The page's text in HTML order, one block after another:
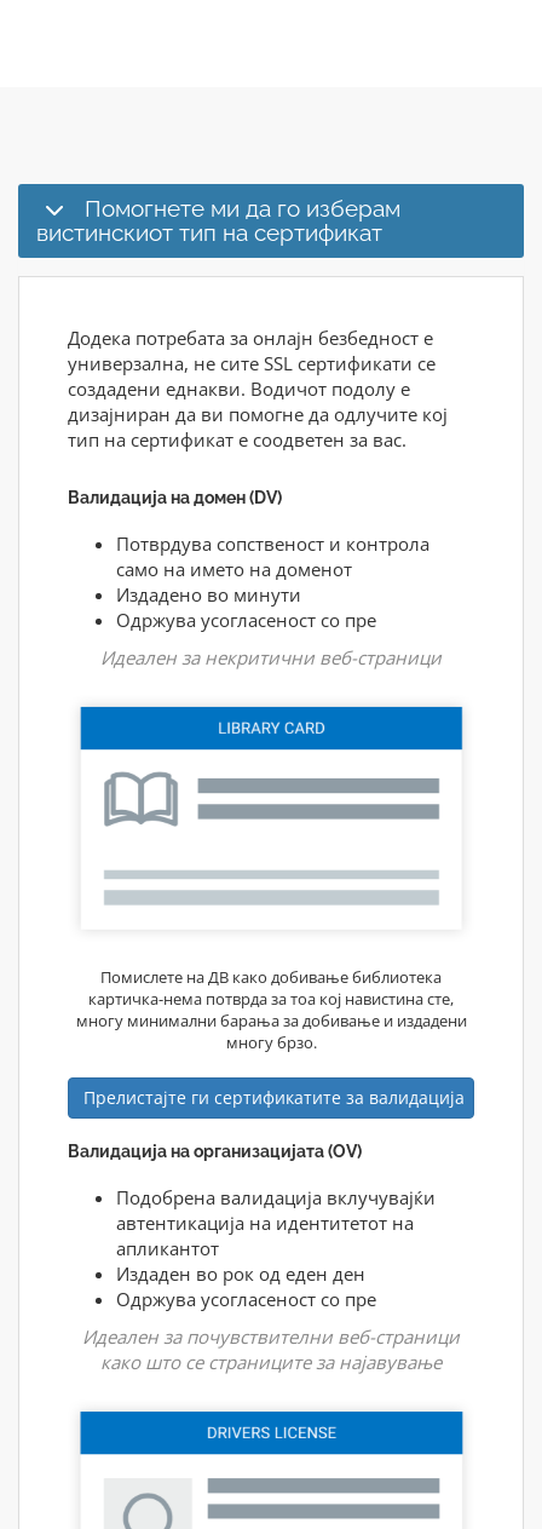
Помогнете ми да го изберам
вистинскиот тип на сертификат
Додека потребата за онлајн безбедност е
универзална, не сите SSL сертификати се
создадени еднакви. Водичот подолу е
дизајниран да ви помогне да одлучите кој
тип на сертификат е соодветен за вас.
Валидација на домен (DV)
Потврдува сопственост и контрола
само на името на доменот
Издадено во минути
Одржува усогласеност со пре
Идеален за некритични веб-страници
Помислете на ДВ како добивање библиотека
картичка-нема потврда за тоа кој навистина сте,
многу минимални барања за добивање и издадени
многу брзо.
Прелистајте ги сертификатите за валидација
Валидација на организацијата (OV)
Подобрена валидација вклучувајќи
автентикација на идентитетот на
апликантот
Издаден во рок од еден ден
Одржува усогласеност со пре
Идеален за почувствителни веб-страници
како што се страниците за најавување